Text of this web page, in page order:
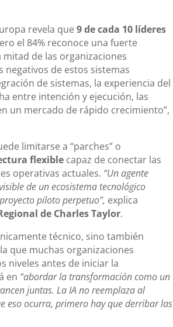
revela que9 de cada 10 líderes
el 84% reconoce una fuerte
de las organizaciones
de estos sistemas
de sistemas, la experiencia del
entre intención y ejecución, las
un mercado de rápido crecimiento”,
limitarse a “parches” o
flexible capaz de conectar las
operativas actuales. “Un agente
de un ecosistema tecnológico
piloto perpetuo”, explica
de Charles Taylor.
técnico, sino también
que muchas organizaciones
niveles antes de iniciar la
en “abordar la transformación como un
juntas. La IA no reemplaza al
eso ocurra, primero hay que derribar las